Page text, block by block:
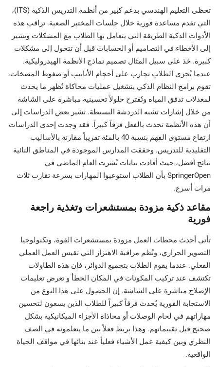
تحظى التعليم الهندسي بدعم كبير من أنظمة التدريس الذكية (ITS)،
التي تقدم مساعدة فورية خلال جلسات المختبر الصعبة. تراقب هذه
الأدوات الذكية الطريقة التي يتعامل بها الطلاب مع المشكلات وتشير
إلى الأخطاء في التصاميم أو الحسابات قبل أن تتحول إلى مشكلات
كبيرة. خذ على سبيل المثال تصميم نماذج الأنظمة الهيدروليكية.
عندما يُجري الطلاب تجارب على أحجام الأنابيب أو ضغوط المضخات،
تقوم برامج النظام الذكي بتشغيل عمليات محاكاة تُظهر ما يحدث
لمعدلات تدفق المياه وتُقترح حلولاً تحسينية مباشرة على الشاشة
من خلال إشارات تشبه الدردشة البسيطة. تشير بعض الدراسات إلى
أن هذه الأنظمة تحدث بالفعل فرقاً كبيراً. فقد وجدت إحدى الدراسات
ارتفاع مستوى الفهم بنسبة 40 بالمئة تقريباً مقارنة بالأساليب
التقليدية للتدريس. وحققت المدارس الموجودة في المناطق النائية
نتائج أفضل، حيث أفادت بيانات نُشرت العام الماضي في
SpringerOpen بأن الطلاب استوعبوا المهارات بسرعة تقارب ثلاث
مرات أسرع.
مقاعد ذكية مزودة بمستشعرات وتغذية راجعة
فورية
تأتي أحدث محطات العمل مزودة بمستشعرات القوة، وتكنولوجيا
التصوير الحراري، ونُظم مراقبة الاهتزاز التي تقيس العمل العملي
الفعلي. عندما يقوم الطلاب بتجميع الدوائر، فإن هذه الطاولات
تكتشف عند تركيب المكونات في المكان الخطأ و تعرض تعليمات
الإصلاح مباشرة على الشاشة. إن الحصول على هذا النوع من
الاستجابة الفورية يُحدث فرقاً كبيراً للطلاب الذين يسعون لتحسين
مهاراتهم في لحام الوصلات أو محاذاة الأجزاء الميكانيكية بشكل
صحيح قبل تقييماتهم. وهذا يربط فعلاً بين ما يتعلمونه في الصف
النظري وبين كيفية عمل الأشياء فعلياً عند بنائها في مواقف الحياة
الواقعية.